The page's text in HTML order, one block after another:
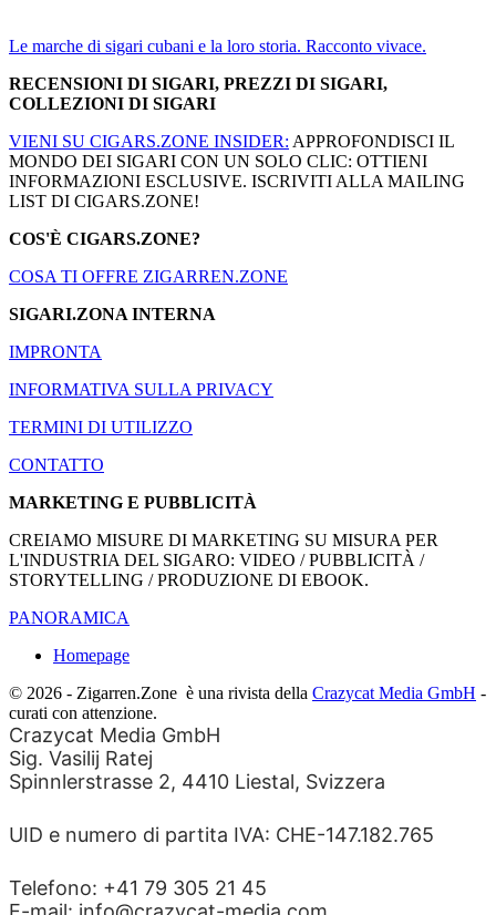
Le marche di sigari cubani e la loro storia. Racconto vivace.
RECENSIONI DI SIGARI, PREZZI DI SIGARI,
COLLEZIONI DI SIGARI
VIENI SU CIGARS.ZONE INSIDER: APPROFONDISCI IL
MONDO DEI SIGARI CON UN SOLO CLIC: OTTIENI
INFORMAZIONI ESCLUSIVE. ISCRIVITI ALLA MAILING
LIST DI CIGARS.ZONE!
COS'È CIGARS.ZONE?
COSA TI OFFRE ZIGARREN.ZONE
SIGARI.ZONA INTERNA
IMPRONTA
INFORMATIVA SULLA PRIVACY
TERMINI DI UTILIZZO
CONTATTO
MARKETING E PUBBLICITÀ
CREIAMO MISURE DI MARKETING SU MISURA PER
L'INDUSTRIA DEL SIGARO: VIDEO / PUBBLICITÀ /
STORYTELLING / PRODUZIONE DI EBOOK.
PANORAMICA
Homepage
© 2026 - Zigarren.Zone è una rivista della Crazycat Media GmbH -
curati con attenzione.
Crazycat Media GmbH
Sig. Vasilij Ratej
Spinnlerstrasse 2, 4410 Liestal, Svizzera
UID e numero di partita IVA: CHE-147.182.765
Telefono: +41 79 305 21 45